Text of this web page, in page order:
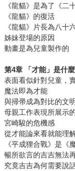
《龍貓》是為了《二
《龍貓》的復活
《龍貓》片長為八十
姊妹登場的原因
動畫是為兒童製作的
第4章 「才能」是什
表面看似針對兒童，
魔法即為才能
與掃帚成為對比的文
母親工作表現所展示
宮崎駿的危機感
從才能論來看就能理
《平成狸合戰》是《
暢所欲言的吉吉無法
究竟吉吉為何需要說